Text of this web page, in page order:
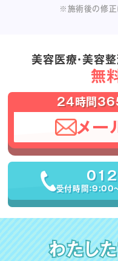
※施術後の修正
美容医療・美容
無
24時間
メー
受付時間：9:00
わたし